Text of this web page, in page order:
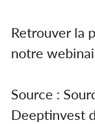
Retrouver la
notre
Source :
Deeptinvest